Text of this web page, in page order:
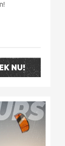
NU!